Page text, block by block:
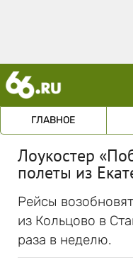
ГЛАВНОЕ
Лоукостер
полеты из
Рейсы
из Кольцово в
раза в неделю.